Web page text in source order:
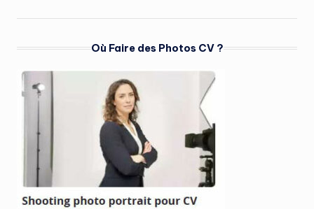
Où Faire des Photos CV ?